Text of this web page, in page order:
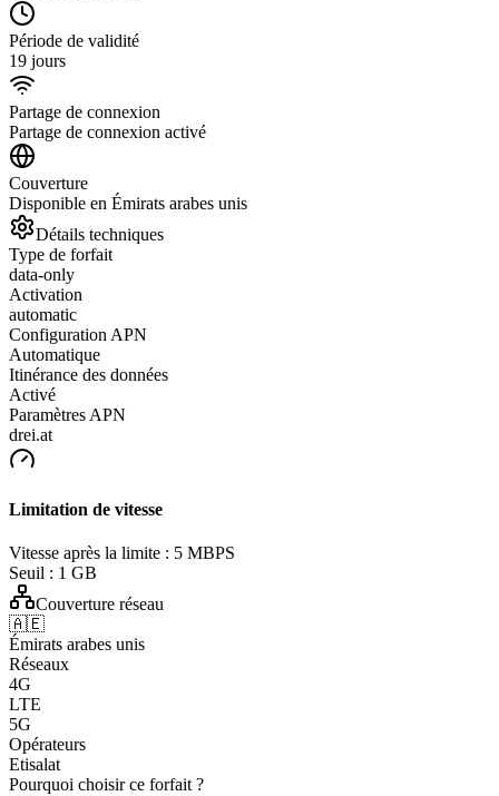
Période de validité
19 jours
Partage de connexion
Partage de connexion activé
Couverture
Disponible en Émirats arabes unis
Détails techniques
Type de forfait
data-only
Activation
automatic
Configuration APN
Automatique
Itinérance des données
Activé
Paramètres APN
drei.at
Limitation de vitesse
Vitesse après la limite : 5 MBPS
Seuil : 1 GB
Couverture réseau
🇦🇪
Émirats arabes unis
Réseaux
4G
LTE
5G
Opérateurs
Etisalat
Pourquoi choisir ce forfait ?